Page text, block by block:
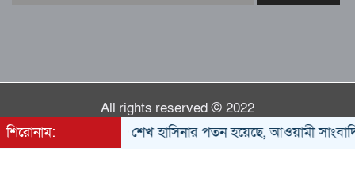
বাংলাদেশ আজ দুই ভাগে বিভক্ত—একটি
শিরোনাম: শেখ হাসিনার পতন হয়েছে, আওয়ামী সাংবাদিক-
All rights reserved © 2022
Developed byTrust Soft BD